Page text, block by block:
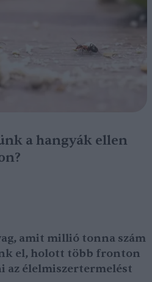
a hangyák ellen
amit millió tonna szám
el, holott több fronton
az élelmiszertermelést